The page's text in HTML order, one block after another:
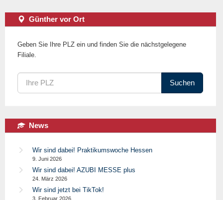
Günther vor Ort
Geben Sie Ihre PLZ ein und finden Sie die nächstgelegene
Filiale.
Suchen
News
Wir sind dabei! Praktikumswoche Hessen
9. Juni 2026
Wir sind dabei! AZUBI MESSE plus
24. März 2026
Wir sind jetzt bei TikTok!
3. Februar 2026